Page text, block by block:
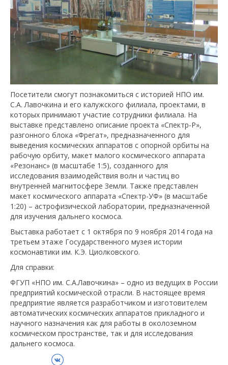
Посетители смогут познакомиться с историей НПО им.
С.А. Лавочкина и его калужского филиала, проектами, в
которых принимают участие сотрудники филиала. На
выставке представлено описание проекта «Спектр-Р»,
разгонного блока «Фрегат», предназначенного для
выведения космических аппаратов с опорной орбиты на
рабочую орбиту, макет малого космического аппарата
«Резонанс» (в масштабе 1:5), созданного для
исследования взаимодействия волн и частиц во
внутренней магнитосфере Земли. Также представлен
макет космического аппарата «Спектр-УФ» (в масштабе
1:20) – астрофизической лаборатории, предназначенной
для изучения дальнего космоса.
Выставка работает с 1 октября по 9 ноября 2014 года на
третьем этаже Государственного музея истории
космонавтики им. К.Э. Циолковского.
Для справки:
ФГУП «НПО им. С.А.Лавочкина» – одно из ведущих в России
предприятий космической отрасли. В настоящее время
предприятие является разработчиком и изготовителем
автоматических космических аппаратов прикладного и
научного назначения как для работы в околоземном
космическом пространстве, так и для исследования
дальнего космоса.
ВКонтакте